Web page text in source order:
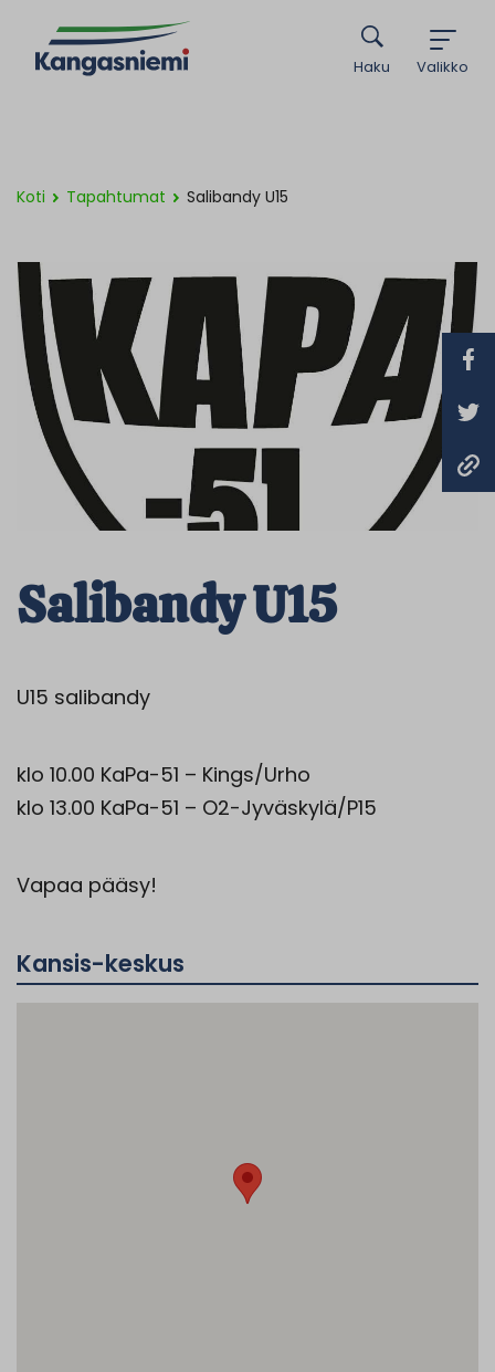
Valikko
Haku
Koti Tapahtumat Salibandy U15
Salibandy U15
U15 salibandy
klo 10.00 KaPa-51 – Kings/Urho
klo 13.00 KaPa-51 – O2-Jyväskylä/P15
Vapaa pääsy!
Kansis-keskus